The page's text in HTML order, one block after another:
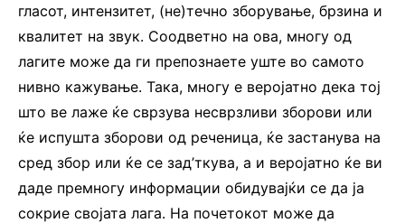
гласот, интензитет, (не)течно зборување, брзина и
квалитет на звук. Соодветно на ова, многу од
лагите може да ги препознаете уште во самото
нивно кажување. Така, многу е веројатно дека тој
што ве лаже ќе сврзува несврзливи зборови или
ќе испушта зборови од реченица, ќе застанува на
сред збор или ќе се зад’ткува, а и веројатно ќе ви
даде премногу информации обидувајќи се да ја
сокрие својата лага. На почетокот може да